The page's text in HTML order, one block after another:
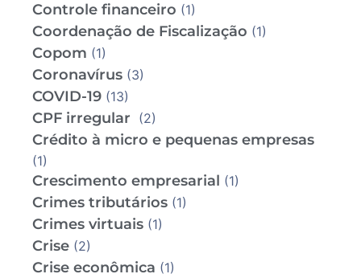
Controle financeiro (1)
Coordenação de Fiscalização (1)
Copom (1)
Coronavírus (3)
COVID-19 (13)
CPF irregular (2)
Crédito à micro e pequenas empresas
(1)
Crescimento empresarial (1)
Crimes tributários (1)
Crimes virtuais (1)
Crise (2)
Crise econômica (1)